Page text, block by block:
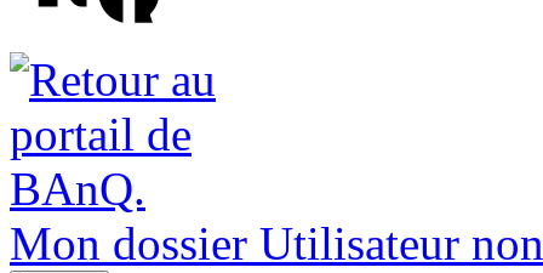
Mon dossier Utilisateur